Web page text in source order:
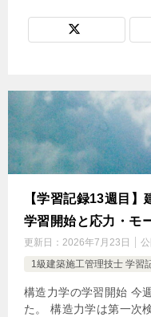
【学習記録13週目
学習開始と応力・モ
更新日： 2026年7月23日 公
1級建築施工管理技士 学習
構造力学の学習開始 今
た。 構造力学は第一次